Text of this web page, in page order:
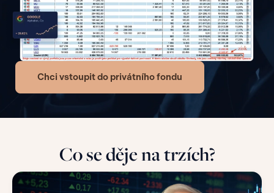
Chci vstoupit do privátního fondu
Co se děje na trzích?